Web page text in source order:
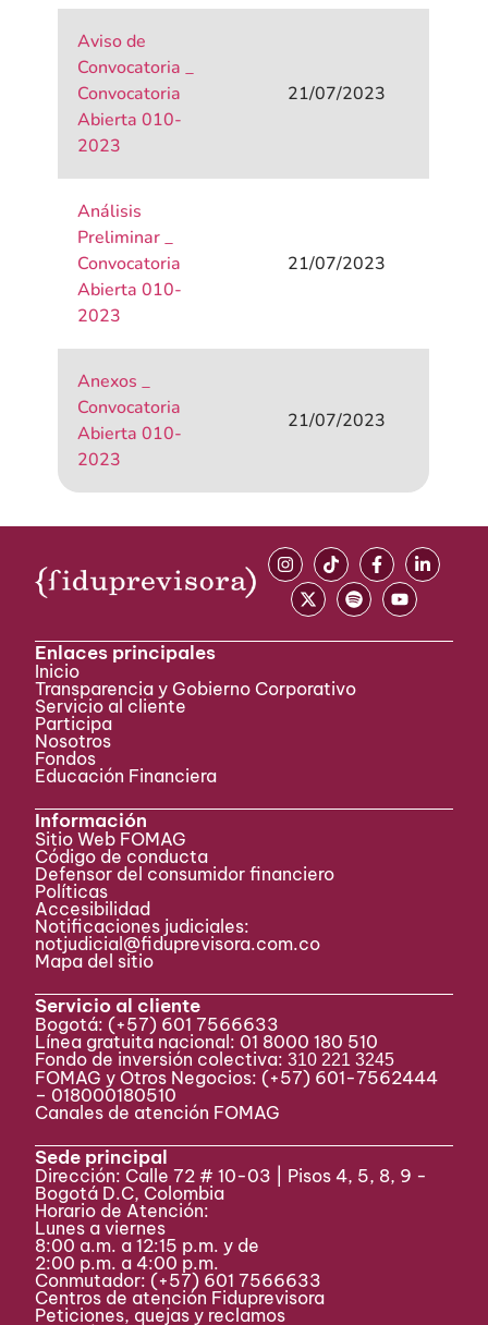
Aviso de
Convocatoria _
Convocatoria
Abierta 010-
2023
21/07/2023
Análisis
Preliminar _
Convocatoria
Abierta 010-
2023
21/07/2023
Anexos _
Convocatoria
Abierta 010-
2023
21/07/2023
Enlaces principales
Inicio
Transparencia y Gobierno Corporativo
Servicio al cliente
Participa ​
Nosotros
Fondos
Educación Financiera
Información
Sitio Web FOMAG
Código de conducta
Defensor del consumidor financiero
Políticas
Accesibilidad
Notificaciones judiciales:
notjudicial@fiduprevisora.com.co
Mapa del sitio
Servicio al cliente
Bogotá: (+57) 601 7566633
Línea gratuita nacional: 01 8000 180 510
Fondo de inversión colectiva:310 221 3245
FOMAG y Otros Negocios: (+57) 601-7562444
– 018000180510
Canales de atención FOMAG
Sede principal
Dirección: Calle 72 # 10-03 | Pisos 4, 5, 8, 9 -
Bogotá D.C, Colombia
Horario de Atención:
Lunes a viernes
8:00 a.m. a 12:15 p.m. y de
2:00 p.m. a 4:00 p.m.
Conmutador: (+57) 601 7566633
Centros de atención Fiduprevisora
Peticiones, quejas y reclamos